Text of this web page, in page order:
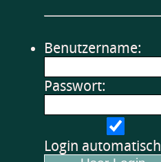
Benutzername:
Passwort:
Login automatisch